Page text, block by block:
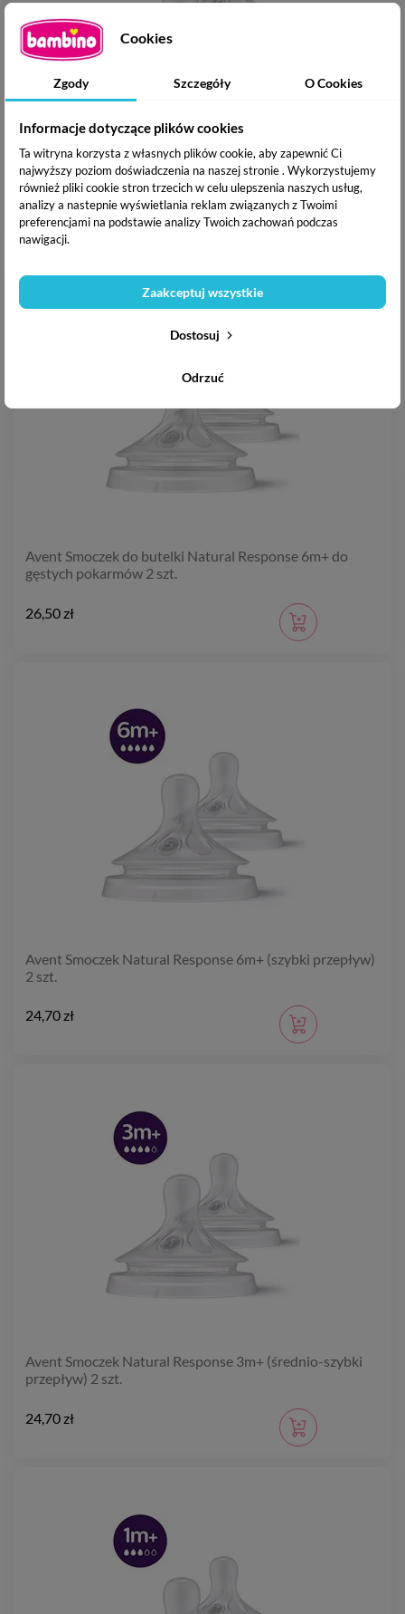
Avent Smoczek Natural Response 0m+ (wolny przepływ)
2 szt.
24,70 zł
Avent Smoczek do butelki Natural Response 6m+ do
gęstych pokarmów 2 szt.
26,50 zł
Avent Smoczek Natural Response 6m+ (szybki przepływ)
2 szt.
24,70 zł
Avent Smoczek Natural Response 3m+ (średnio-szybki
przepływ) 2 szt.
24,70 zł
Cookies
Zgody Szczegóły O Cookies
Informacje dotyczące plików cookies
Ta witryna korzysta z własnych plików cookie, aby zapewnić Ci
najwyższy poziom doświadczenia na naszej stronie . Wykorzystujemy
również pliki cookie stron trzecich w celu ulepszenia naszych usług,
analizy a nastepnie wyświetlania reklam związanych z Twoimi
preferencjami na podstawie analizy Twoich zachowań podczas
nawigacji.
Odrzuć
Dostosuj
Zaakceptuj wszystkie